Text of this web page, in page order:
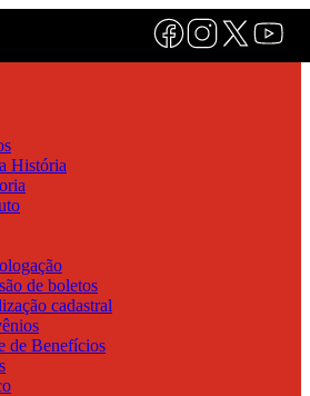
História
de boletos
cadastral
de Benefícios